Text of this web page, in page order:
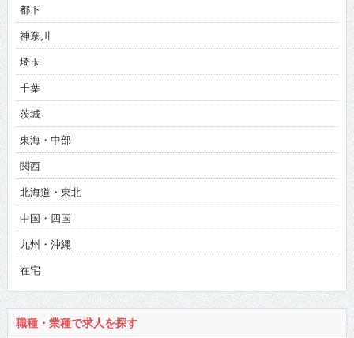
都下
神奈川
埼玉
千葉
茨城
東海・中部
関西
北海道・東北
中国・四国
九州・沖縄
在宅
職種・業種で求人を探す